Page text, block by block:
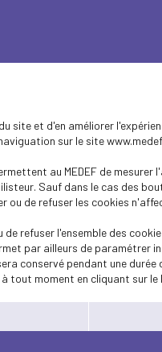
site et d'en améliorer
sur le site
au MEDEF de
Sauf dans le cas des
ou de refuser les cookies
de refuser l'ensemble des
par ailleurs de paramétrer
conservé pendant une
tout moment en cliquant sur le